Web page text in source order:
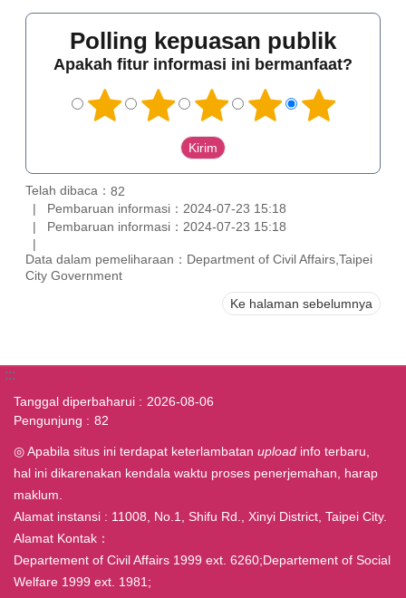
Polling kepuasan publik
Apakah fitur informasi ini bermanfaat?
Telah dibaca： 82
Pembaruan informasi：2024-07-23 15:18
Pembaruan informasi：2024-07-23 15:18
Data dalam pemeliharaan：Department of Civil Affairs,Taipei
City Government
Ke halaman sebelumnya
:::
Tanggal diperbaharui
2026-08-06
Pengunjung
82
◎ Apabila situs ini terdapat keterlambatan upload info terbaru,
hal ini dikarenakan kendala waktu proses penerjemahan, harap
maklum.
Alamat instansi : 11008, No.1, Shifu Rd., Xinyi District, Taipei City.
Alamat Kontak：
Departement of Civil Affairs 1999 ext. 6260;Departement of Social
Welfare 1999 ext. 1981;